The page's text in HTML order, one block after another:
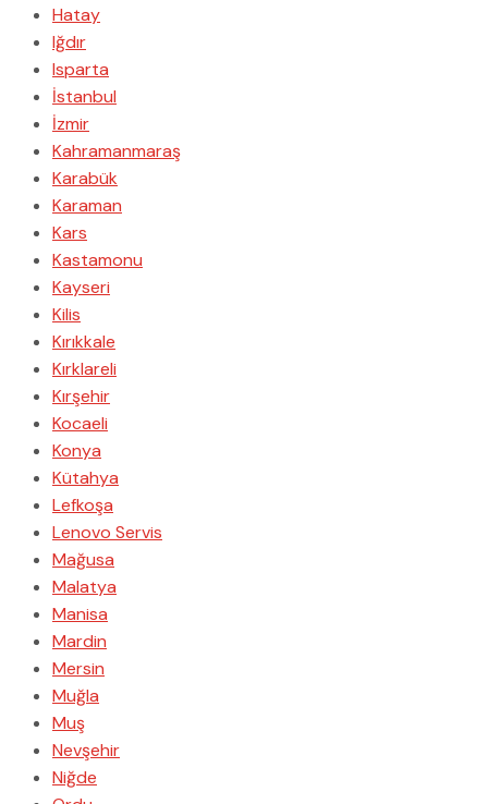
Hatay
Iğdır
Isparta
İstanbul
İzmir
Kahramanmaraş
Karabük
Karaman
Kars
Kastamonu
Kayseri
Kilis
Kırıkkale
Kırklareli
Kırşehir
Kocaeli
Konya
Kütahya
Lefkoşa
Lenovo Servis
Mağusa
Malatya
Manisa
Mardin
Mersin
Muğla
Muş
Nevşehir
Niğde